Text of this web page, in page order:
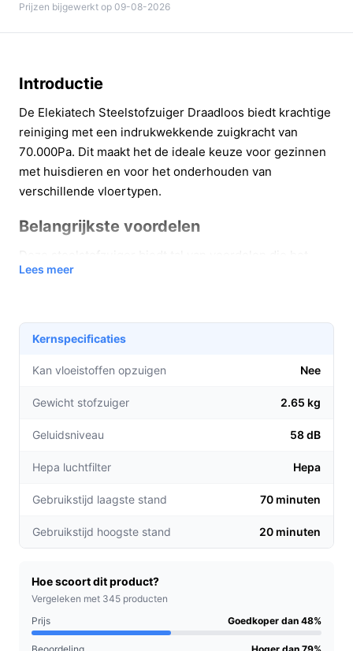
Prijzen bijgewerkt op 09-08-2026
Introductie
De Elekiatech Steelstofzuiger Draadloos biedt krachtige
reiniging met een indrukwekkende zuigkracht van
70.000Pa. Dit maakt het de ideale keuze voor gezinnen
met huisdieren en voor het onderhouden van
verschillende vloertypen.
Belangrijkste voordelen
schoonmaken eenvoudig en effectief maken:
oppervlakken: kies uit Turbo, Normaal en Eco om
de beste resultaten te behalen op tapijt, harde
vloeren en bij het verwijderen van dierenharen.
in Eco-modus, waardoor je zonder onderbrekingen
stofdeeltjes filtert, zorgt het voor een schone en
Deze stofzuiger is perfect voor gezinnen met
efficiënte en gebruiksvriendelijke oplossing zoekt voor
hun schoonmaakbehoeften. Of je nu een druk
huishouden hebt of gewoon snel en effectief wilt
schoonmaken, deze stofzuiger past bij jou.
Lees meer
Kernspecificaties
Kan vloeistoffen opzuigen Nee
Gewicht stofzuiger 2.65 kg
Geluidsniveau 58 dB
Hepa luchtfilter Hepa
Gebruikstijd laagste stand 70 minuten
Gebruikstijd hoogste stand 20 minuten
Hoe scoort dit product?
Vergeleken met 345 producten
Prijs
Goedkoper dan 48%